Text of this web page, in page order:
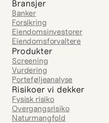
Bransjer
Banker
Forsikring
Eiendomsinvestorer
Eiendomsforvaltere
Produkter
Screening
Vurdering
Porteføljeanalyse
Risikoer vi dekker
Overgangsrisiko
Fysisk risiko
Naturmangfold